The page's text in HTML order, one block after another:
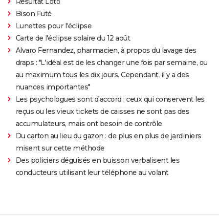
Bison Futé
Lunettes pour l'éclipse
Carte de l'éclipse solaire du 12 août
Alvaro Fernandez, pharmacien, à propos du lavage des
draps : "L'idéal est de les changer une fois par semaine, ou
au maximum tous les dix jours. Cependant, il y a des
nuances importantes"
Les psychologues sont d'accord : ceux qui conservent les
reçus ou les vieux tickets de caisses ne sont pas des
accumulateurs, mais ont besoin de contrôle
Du carton au lieu du gazon : de plus en plus de jardiniers
misent sur cette méthode
Des policiers déguisés en buisson verbalisent les
conducteurs utilisant leur téléphone au volant